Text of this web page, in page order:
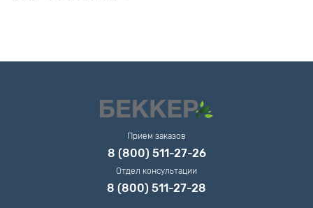
Прием заказов
8 (800) 511-27-26
Отдел консультации
8 (800) 511-27-28